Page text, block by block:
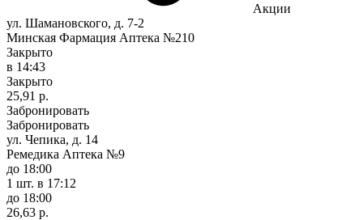
Акции
ул. Шамановского, д. 7-2
Минская Фармация Аптека №210
Закрыто
в 14:43
Закрыто
25,91 р.
Забронировать
Забронировать
ул. Чепика, д. 14
Ремедика Аптека №9
до 18:00
1 шт. в 17:12
до 18:00
26,63 р.